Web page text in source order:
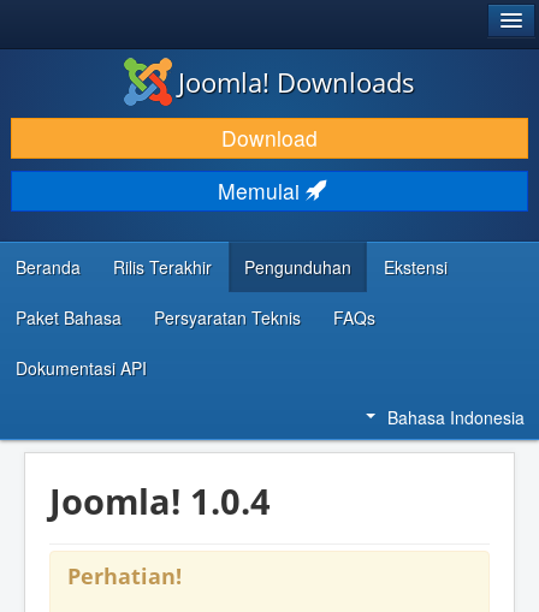
DOWNLOAD & KEMBANGKAN
TEMUKAN & PELAJARI
DUKUNGAN & KOMUNITAS
REFERENSI DEVELOPER
Joomla! Downloads
Download
Memulai
Beranda Rilis Terakhir Pengunduhan Ekstensi
Paket Bahasa Persyaratan Teknis FAQs
Dokumentasi API
Bahasa Indonesia
Joomla! 1.0.4
Perhatian!